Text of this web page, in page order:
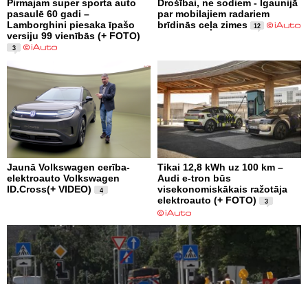
Pirmajam super sporta auto
pasaulē 60 gadi –
Lamborghini piesaka īpašo
versiju 99 vienībās (+ FOTO)
3
Drošībai, ne sodiem - Igaunijā
par mobilajiem radariem
brīdinās ceļa zimes
12
Jaunā Volkswagen cerība-
elektroauto Volkswagen
ID.Cross(+ VIDEO)
4
Tikai 12,8 kWh uz 100 km –
Audi e-tron būs
visekonomiskākais ražotāja
elektroauto (+ FOTO)
3